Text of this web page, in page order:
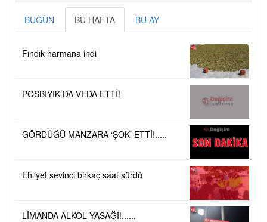
BUGÜN BU HAFTA BU AY
Fındık harmana indi
POSBIYIK DA VEDA ETTİ!
GÖRDÜĞÜ MANZARA ‘ŞOK’ ETTİ!.....
Ehliyet sevinci birkaç saat sürdü
LİMANDA ALKOL YASAĞI!......